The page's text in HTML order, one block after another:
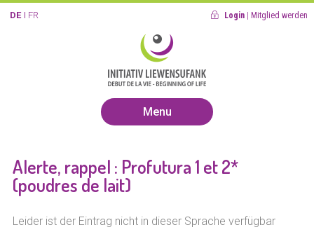
DE FR Login Mitglied werden
Menu
Alerte, rappel : Profutura 1 et 2*
(poudres de lait)
Leider ist der Eintrag nicht in dieser Sprache verfügbar